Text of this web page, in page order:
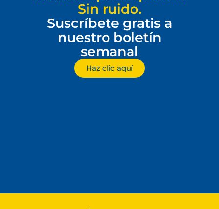
Sin ruido.
Suscríbete gratis a
nuestro boletín
semanal
Haz clic aquí